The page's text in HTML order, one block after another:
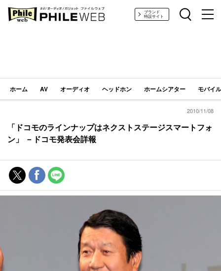
PHILE WEB｜AV/オーディオ/ガジェットブランド
特設サイト
ホーム AV オーディオ ヘッドホン ホームシアター モバイ
2010/11/08
「ドコモのラインナップはネクストステージスマートフォ
ン」 －ドコモ発表会詳報